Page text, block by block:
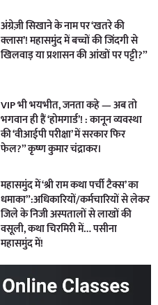
अंग्रेज़ी सिखाने के नाम पर ‘खतरे की
क्लास’! महासमुंद में बच्चों की जिंदगी से
खिलवाड़ या प्रशासन की आंखों पर पट्टी?”
VIP भी भयभीत, जनता कहे — अब तो
भगवान ही हैं ‘होमगार्ड’! : कानून व्यवस्था
की ‘वीआईपी परीक्षा’ में सरकार फिर
फेल?” कृष्ण कुमार चंद्राकर।
महासमुंद में ‘श्री राम कथा पर्ची टैक्स’ का
धमाका”:अधिकारियों/कर्मचारियों से लेकर
जिले के निजी अस्पतालों से लाखों की
वसूली, कथा चिरमिरी में… पसीना
महासमुंद में!